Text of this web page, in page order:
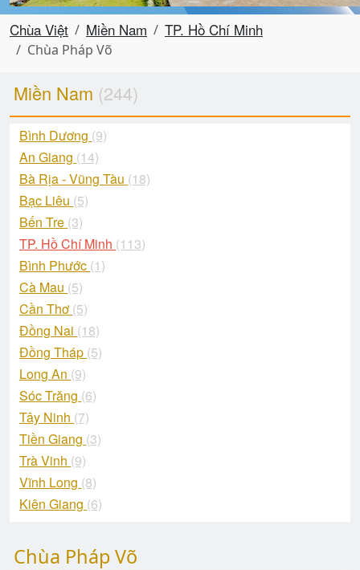
Chùa Việt Miền Nam TP. Hồ Chí Minh
Chùa Pháp Võ
Miền Nam (244)
Bình Dương (9)
An Giang (14)
Bà Rịa - Vũng Tàu (18)
Bạc Liêu (5)
Bến Tre (3)
TP. Hồ Chí Minh (113)
Bình Phước (1)
Cà Mau (5)
Cần Thơ (5)
Đồng Nai (18)
Đồng Tháp (5)
Long An (9)
Sóc Trăng (6)
Tây Ninh (7)
Tiền Giang (3)
Trà Vinh (9)
Vĩnh Long (8)
Kiên Giang (6)
Chùa Pháp Võ